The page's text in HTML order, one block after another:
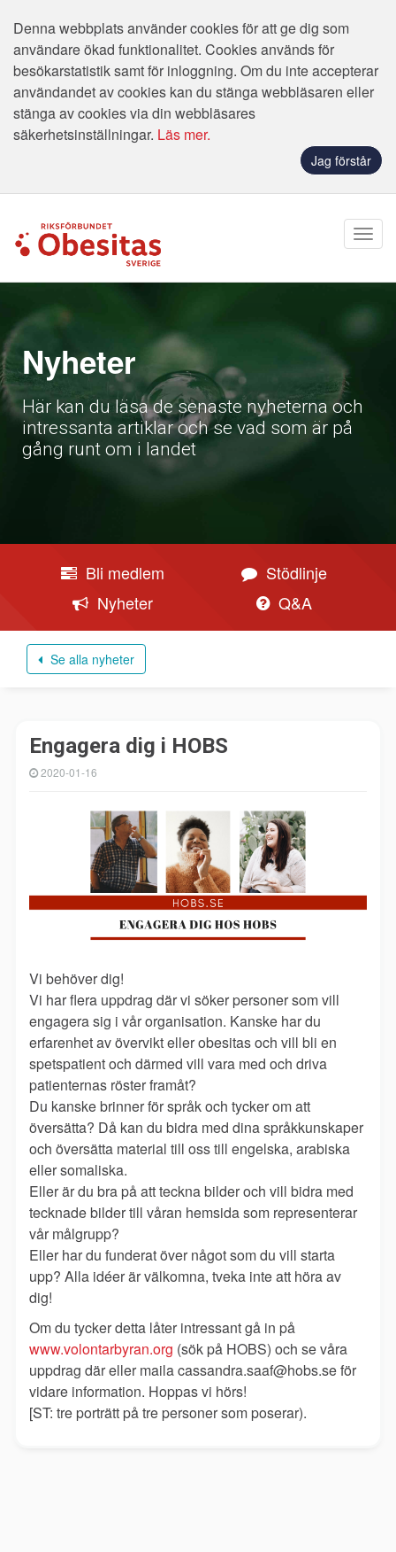
Denna webbplats använder cookies för att ge dig som
användare ökad funktionalitet. Cookies används för
besökarstatistik samt för inloggning. Om du inte accepterar
användandet av cookies kan du stänga webbläsaren eller
stänga av cookies via din webbläsares
säkerhetsinställningar. Läs mer.
Jag förstår
Nyheter
Här kan du läsa de senaste nyheterna och
intressanta artiklar och se vad som är på
gång runt om i landet
Bli medlem
Stödlinje
Nyheter
Q&A
Se alla nyheter
Engagera dig i HOBS
2020-01-16
Vi behöver dig!
Vi har flera uppdrag där vi söker personer som vill
engagera sig i vår organisation. Kanske har du
erfarenhet av övervikt eller obesitas och vill bli en
spetspatient och därmed vill vara med och driva
patienternas röster framåt?
Du kanske brinner för språk och tycker om att
översätta? Då kan du bidra med dina språkkunskaper
och översätta material till oss till engelska, arabiska
eller somaliska.
Eller är du bra på att teckna bilder och vill bidra med
tecknade bilder till våran hemsida som representerar
vår målgrupp?
Eller har du funderat över något som du vill starta
upp? Alla idéer är välkomna, tveka inte att höra av
dig!
Om du tycker detta låter intressant gå in på
www.volontarbyran.org (sök på HOBS) och se våra
uppdrag där eller maila cassandra.saaf@hobs.se för
vidare information. Hoppas vi hörs!
[ST: tre porträtt på tre personer som poserar).